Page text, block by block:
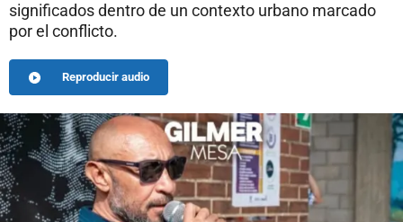
significados dentro de un contexto urbano marcado
por el conflicto.
Reproducir audio